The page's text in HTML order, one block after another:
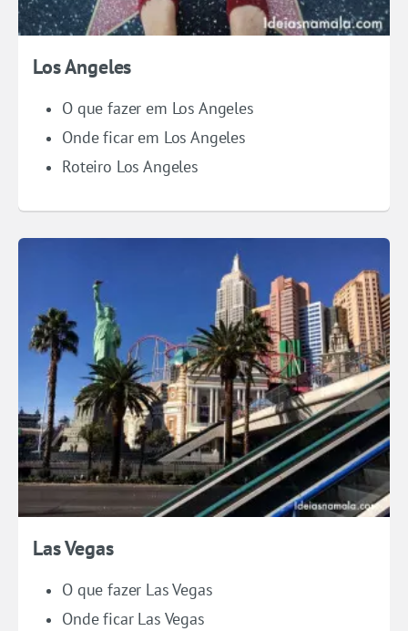
Los Angeles
O que fazer em Los Angeles
Onde ficar em Los Angeles
Roteiro Los Angeles
Las Vegas
O que fazer Las Vegas
Onde ficar Las Vegas